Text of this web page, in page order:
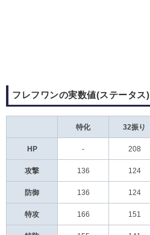
フレフワンの実数値(ステータス)
特化 32振り
HP - 208
攻撃 136 124
防御 136 124
特攻 166 151